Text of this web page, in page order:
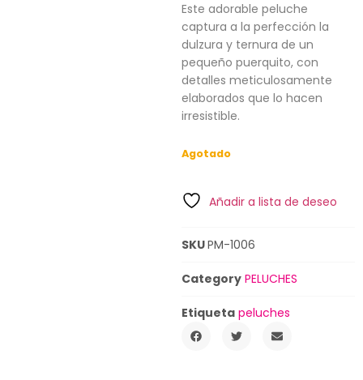
Este adorable peluche
captura a la perfección la
dulzura y ternura de un
pequeño puerquito, con
detalles meticulosamente
elaborados que lo hacen
irresistible.
Agotado
Añadir a lista de deseo
SKUPM-1006
Category PELUCHES
Etiqueta peluches